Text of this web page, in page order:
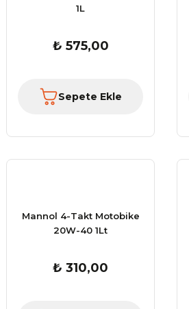
GMS Fiftysix 7 Motos ...
1L
₺ 575,00
Sepete Ekle
Mannol 4-Takt Motobike
20W-40 1Lt
₺ 310,00